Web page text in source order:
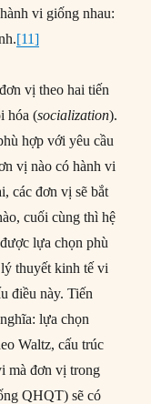
vi giống nhau:
[11]
vị theo hai tiến
hóa (socialization).
hợp với yêu cầu
vị nào có hành vi
các đơn vị sẽ bắt
cuối cùng thì hệ
lựa chọn phù
thuyết kinh tế vi
điều này. Tiến
lựa chọn
Waltz, cấu trúc
mà đơn vị trong
QHQT) sẽ có